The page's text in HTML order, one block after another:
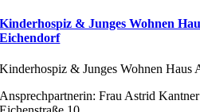
Kinderhospiz & Junges Wohnen
Eichendorf
Kinderhospiz & Junges Wohnen
Ansprechpartnerin: Frau Astrid Kantner